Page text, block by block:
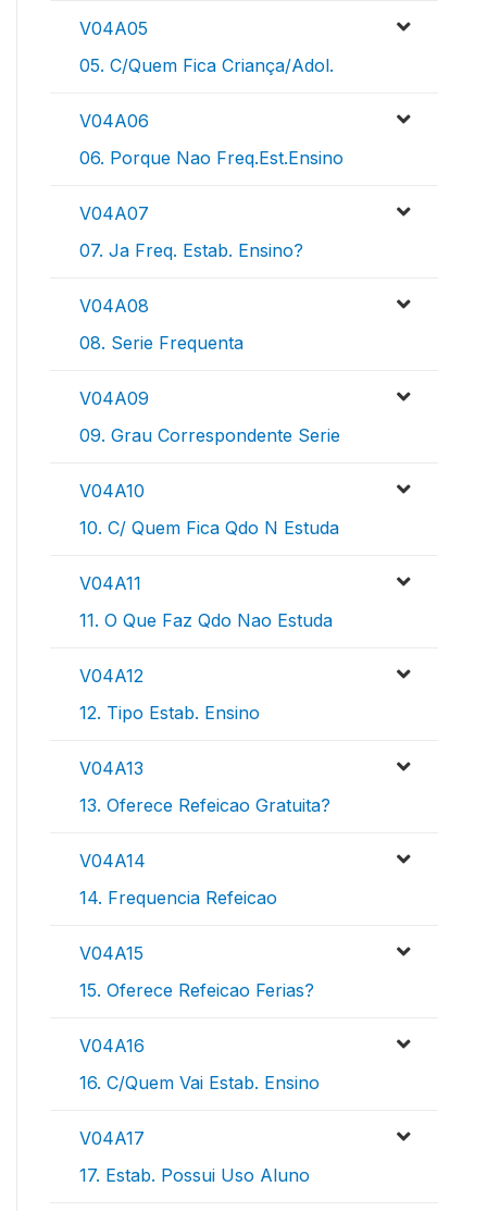
V04A05
05. C/Quem Fica Criança/Adol.
V04A06
06. Porque Nao Freq.Est.Ensino
V04A07
07. Ja Freq. Estab. Ensino?
V04A08
08. Serie Frequenta
V04A09
09. Grau Correspondente Serie
V04A10
10. C/ Quem Fica Qdo N Estuda
V04A11
11. O Que Faz Qdo Nao Estuda
V04A12
12. Tipo Estab. Ensino
V04A13
13. Oferece Refeicao Gratuita?
V04A14
14. Frequencia Refeicao
V04A15
15. Oferece Refeicao Ferias?
V04A16
16. C/Quem Vai Estab. Ensino
V04A17
17. Estab. Possui Uso Aluno